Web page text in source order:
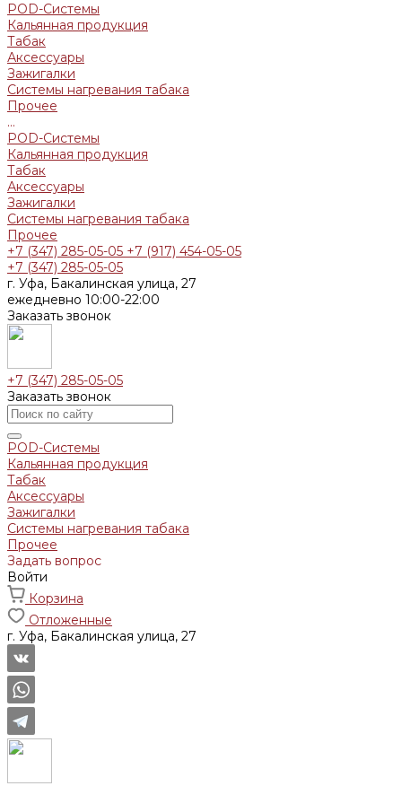
POD-Системы
Кальянная продукция
Табак
Аксессуары
Зажигалки
Системы нагревания табака
Прочее
...
POD-Системы
Кальянная продукция
Табак
Аксессуары
Зажигалки
Системы нагревания табака
Прочее
+7 (347) 285-05-05 +7 (917) 454-05-05
+7 (347) 285-05-05
г. Уфа, Бакалинская улица, 27
ежедневно 10:00-22:00
Заказать звонок
+7 (347) 285-05-05
Заказать звонок
POD-Системы
Кальянная продукция
Табак
Аксессуары
Зажигалки
Системы нагревания табака
Прочее
Задать вопрос
Войти
Корзина
Отложенные
г. Уфа, Бакалинская улица, 27